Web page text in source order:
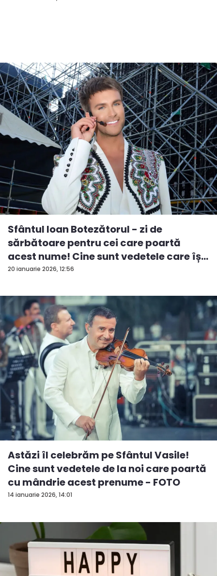
20 ianuarie 2026, 12:56
Sfântul Ioan Botezătorul - zi de
sărbătoare pentru cei care poartă
acest nume! Cine sunt vedetele care îș...
14 ianuarie 2026, 14:01
Astăzi îl celebrăm pe Sfântul Vasile!
Cine sunt vedetele de la noi care poartă
cu mândrie acest prenume - FOTO